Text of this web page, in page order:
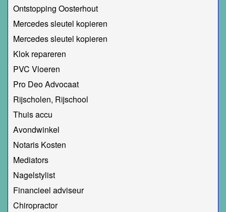
Ontstopping Oosterhout
Mercedes sleutel kopieren
Mercedes sleutel kopieren
Klok repareren
PVC Vloeren
Pro Deo Advocaat
Rijscholen, Rijschool
Thuis accu
Avondwinkel
Notaris Kosten
Mediators
Nagelstylist
Financieel adviseur
Chiropractor